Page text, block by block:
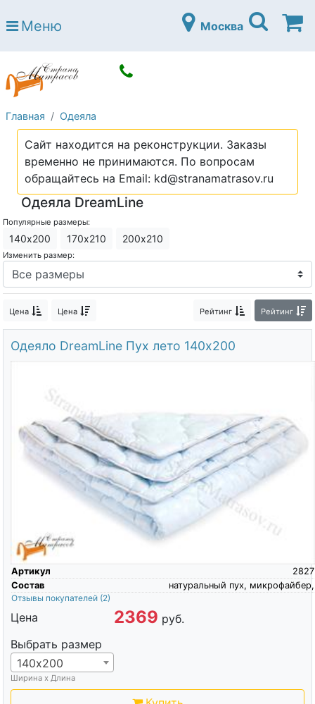
Страна матрасов
Open submenu (Матрасы)
Open submenu (Кровати)
Кровати
Open submenu (Аксессуары)
Open submenu (Диваны)
Диваны
Open submenu (Постельное белье)
Постельное белье
Open submenu (Мебель)
Мебель
Open submenu (Основания)
Основания
Open submenu (Детские матрасы)
Детские матрасы
Open submenu (Детские кровати)
Open submenu (Шкафы)
Шкафы
Контакты
Меню Москва
Главная Одеяла
Сайт находится на реконструкции. Заказы
временно не принимаются. По вопросам
обращайтесь на Email: kd@stranamatrasov.ru
Одеяла DreamLine
Популярные размеры:
140х200 170х210 200х210
Изменить размер:
Цена Цена Рейтинг Рейтинг
Одеяло DreamLine Пух лето 140х200
Артикул
2827
Состав
натуральный пух, микрофайбер,
Отзывы покупателей (2)
Цена 2369 руб.
Выбрать размер
140х200
Ширина х Длина